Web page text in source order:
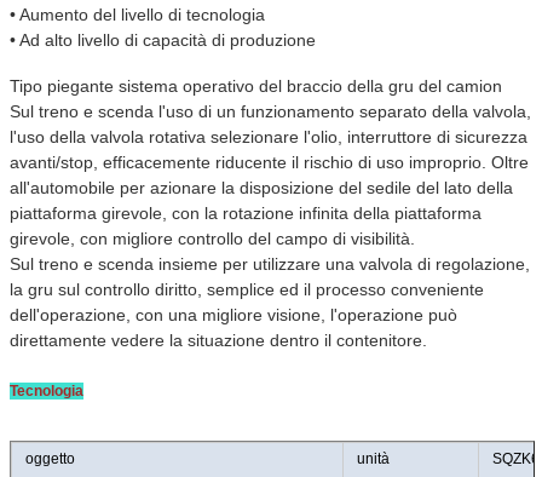
• Aumento del livello di tecnologia
• Ad alto livello di capacità di produzione
Tipo piegante sistema operativo del braccio della gru del camion
Sul treno e scenda l'uso di un funzionamento separato della valvola,
l'uso della valvola rotativa selezionare l'olio, interruttore di sicurezza
avanti/stop, efficacemente riducente il rischio di uso improprio. Oltre
all'automobile per azionare la disposizione del sedile del lato della
piattaforma girevole, con la rotazione infinita della piattaforma
girevole, con migliore controllo del campo di visibilità.
Sul treno e scenda insieme per utilizzare una valvola di regolazione,
la gru sul controllo diritto, semplice ed il processo conveniente
dell'operazione, con una migliore visione, l'operazione può
direttamente vedere la situazione dentro il contenitore.
Tecnologia
oggetto unità